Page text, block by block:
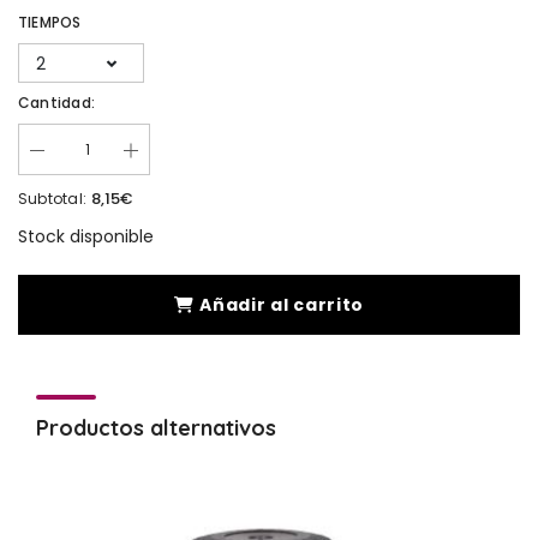
TIEMPOS
2
Cantidad:
Subtotal: 8,15€
Stock disponible
Añadir al carrito
Productos alternativos